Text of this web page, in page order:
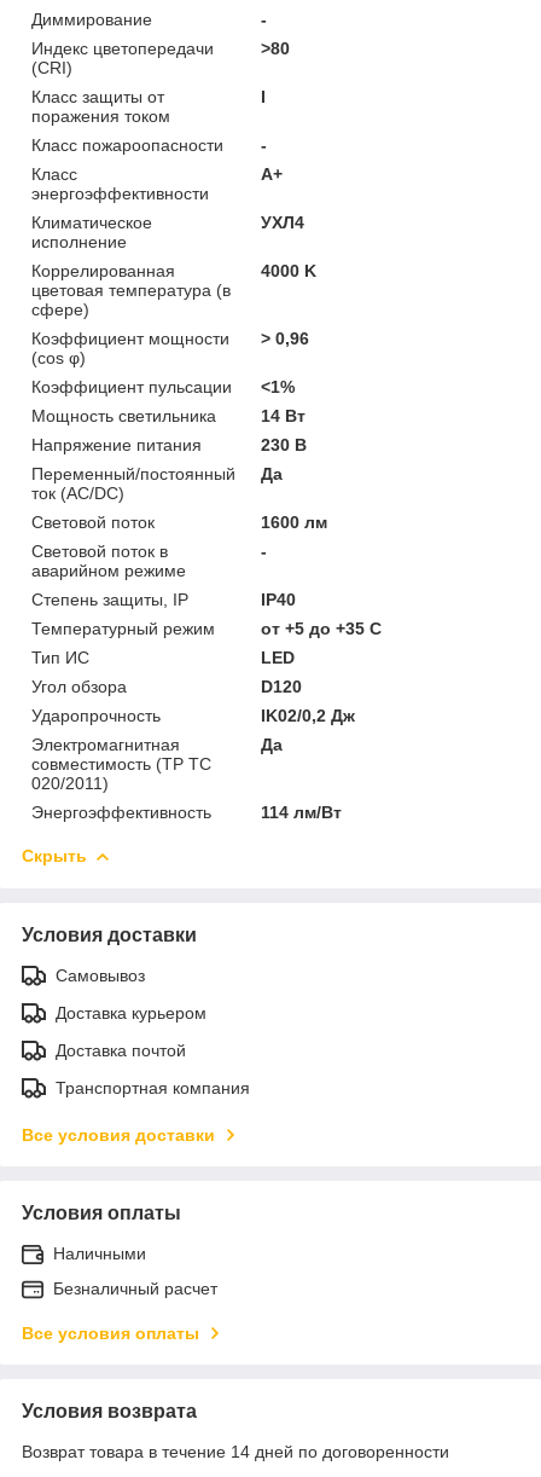
Диммирование
-
Индекс цветопередачи
(CRI)
>80
Класс защиты от
поражения током
I
Класс пожароопасности
-
Класс
энергоэффективности
A+
Климатическое
исполнение
УХЛ4
Коррелированная
цветовая температура (в
сфере)
4000 K
Коэффициент мощности
(cos φ)
> 0,96
Коэффициент пульсации
<1%
Мощность светильника
14 Вт
Напряжение питания
230 В
Переменный/постоянный
ток (AC/DC)
Да
Световой поток
1600 лм
Световой поток в
аварийном режиме
-
Степень защиты, IP
IP40
Температурный режим
от +5 до +35 C
Тип ИС
LED
Угол обзора
D120
Ударопрочность
IK02/0,2 Дж
Электромагнитная
совместимость (ТР ТС
020/2011)
Да
Энергоэффективность 114 лм/Вт
Скрыть
Условия доставки
Самовывоз
Доставка курьером
Доставка почтой
Транспортная компания
Все условия доставки
Условия оплаты
Наличными
Безналичный расчет
Все условия оплаты
Условия возврата
Возврат товара в течение 14 дней по договоренности